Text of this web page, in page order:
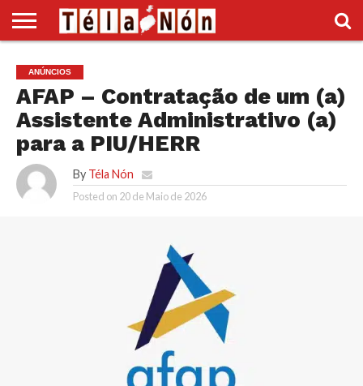
POLÍTICA
ECONOMIA
SOCIEDADE
CULTURA
DESPORTO
SUPLEMENTO
VÍDEOS
ANÚNCIOS
DIVERSOS
ANÚNCIOS
AFAP – Contratação de um (a)
Assistente Administrativo (a)
para a PIU/HERR
By Téla Nón
Posted on 20 de Maio de 2026